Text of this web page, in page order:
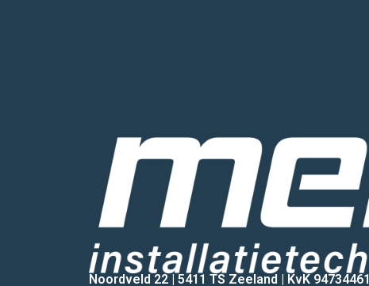
Noordveld 22 | 5411 TS Zeeland | KvK 94734461